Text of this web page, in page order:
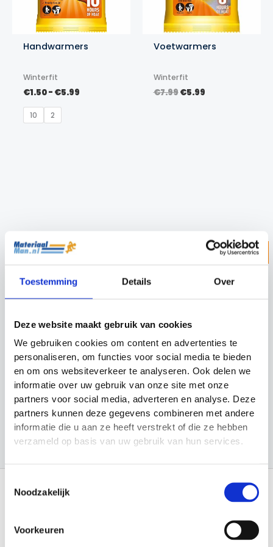
Toestemming Details Over
Deze website maakt gebruik van cookies
We gebruiken cookies om content en advertenties te
personaliseren, om functies voor social media te bieden
en om ons websiteverkeer te analyseren. Ook delen we
informatie over uw gebruik van onze site met onze
partners voor social media, adverteren en analyse. Deze
partners kunnen deze gegevens combineren met andere
informatie die u aan ze heeft verstrekt of die ze hebben
verzameld op basis van uw gebruik van hun services.
Noodzakelijk
Voorkeuren
Z
k
e
n
ZOEKEN
Categorieën
Cadeau Ideeën
Looptraining
Sport en Spel
Sporten
Trainingsmateriaal
Handwarmers
Winterfit
€1.50- €5.99Prijsklasse:
10 2
Voetwarmers
Winterfit
€7.99Oorspronkelijke
€5.99Huidige